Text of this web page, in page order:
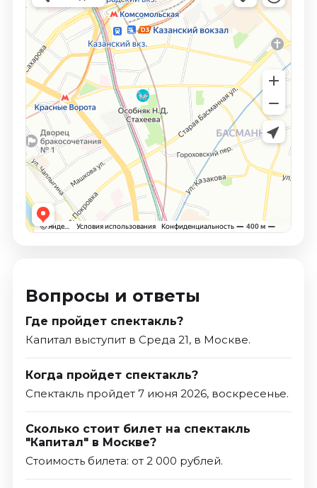
Вопросы и ответы
Где пройдет спектакль?
Капитал выступит в Среда 21, в Москве.
Когда пройдет спектакль?
Спектакль пройдет 7 июня 2026, воскресенье.
Сколько стоит билет на спектакль
"Капитал" в Москве?
Стоимость билета: от 2 000 рублей.